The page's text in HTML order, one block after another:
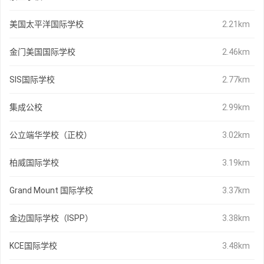
美国太平洋国际学校 2.21km
金门美国国际学校 2.46km
SIS国际学校 2.77km
集成公校 2.99km
公立端华学校（正校） 3.02km
柏威国际学校 3.19km
Grand Mount 国际学校 3.37km
金边国际学校（ISPP） 3.38km
KCE国际学校 3.48km